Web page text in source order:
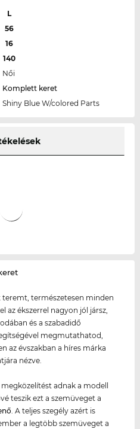
L
56
16
140
Női
Komplett keret
Shiny Blue W/colored Parts
teremt, természetesen minden
az ékszerrel nagyon jól jársz,
és a szabadidő
megmutathatod,
az évszakban a híres márka
nézve.
adnak a modell
teszik ezt a szemüveget a
. A teljes szegély azért is
a legtöbb szemüveget a